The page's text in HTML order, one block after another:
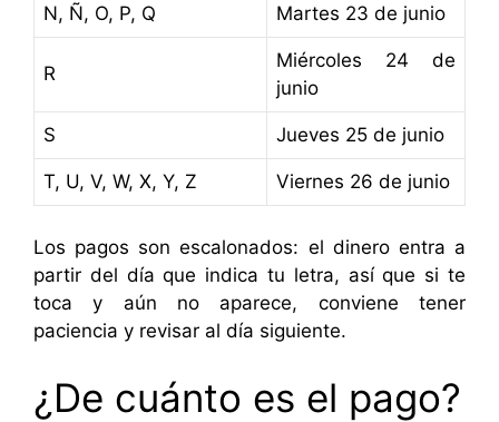
N, Ñ, O, P, Q Martes 23 de junio
R
Miércoles 24 de
junio
S Jueves 25 de junio
T, U, V, W, X, Y, Z Viernes 26 de junio
Los pagos son escalonados: el dinero entra a
partir del día que indica tu letra, así que si te
toca y aún no aparece, conviene tener
paciencia y revisar al día siguiente.
¿De cuánto es el pago?